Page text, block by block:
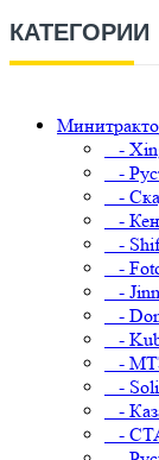
КАТЕГОРИИ
-
-
-
-
-
-
-
-
-
-
-
-
-